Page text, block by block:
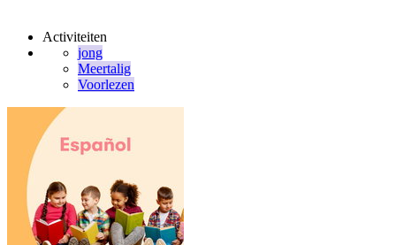
Activiteiten
jong
Meertalig
Voorlezen